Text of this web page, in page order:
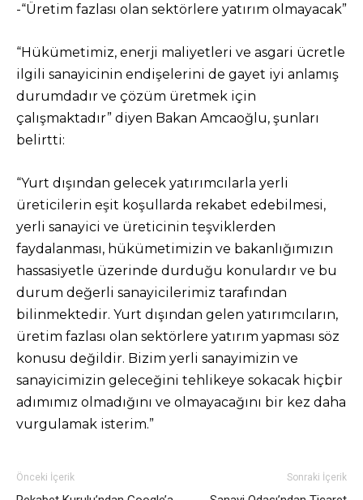
-“Üretim fazlası olan sektörlere yatırım olmayacak”
“Hükümetimiz, enerji maliyetleri ve asgari ücretle
ilgili sanayicinin endişelerini de gayet iyi anlamış
durumdadır ve çözüm üretmek için
çalışmaktadır” diyen Bakan Amcaoğlu, şunları
belirtti:
“Yurt dışından gelecek yatırımcılarla yerli
üreticilerin eşit koşullarda rekabet edebilmesi,
yerli sanayici ve üreticinin teşviklerden
faydalanması, hükümetimizin ve bakanlığımızın
hassasiyetle üzerinde durduğu konulardır ve bu
durum değerli sanayicilerimiz tarafından
bilinmektedir. Yurt dışından gelen yatırımcıların,
üretim fazlası olan sektörlere yatırım yapması söz
konusu değildir. Bizim yerli sanayimizin ve
sanayicimizin geleceğini tehlikeye sokacak hiçbir
adımımız olmadığını ve olmayacağını bir kez daha
vurgulamak isterim.”
Önceki İçerik Sonraki İçerik